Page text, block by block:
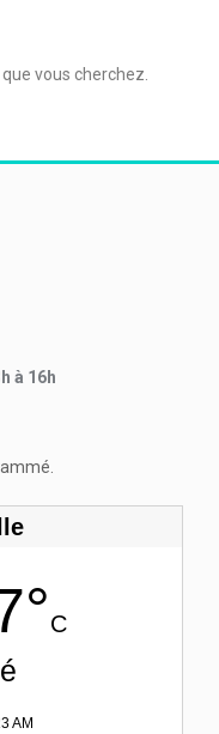
vous cherchez.
à 16h
C
AM